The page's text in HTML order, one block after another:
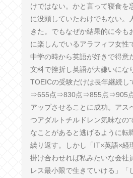
けではない。かと言って寝食を
に没頭していたわけでもない。
きた。でもなぜか結果的に今も
に楽しんでいるアラフィフ女性
中学の時から英語が好きで得意
文科で挫折し英語が大嫌いにな
TOEICの受験だけは長年継続し
⇒655点⇒830点⇒855点⇒905点
アップさせることに成功。アス
つアダルトチルドレン気味なの
なことがあると逃げるように転
繰り返す。しかし「IT×英語×経
掛け合わせれば私みたいな会社
レス最小限で生きていける」「